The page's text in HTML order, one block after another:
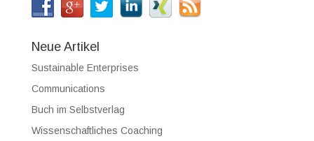
Neue Artikel
Sustainable Enterprises
Communications
Buch im Selbstverlag
Wissenschaftliches Coaching